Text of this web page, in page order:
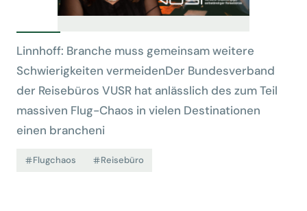
Linnhoff: Branche muss gemeinsam weitere
Schwierigkeiten vermeidenDer Bundesverband
der Reisebüros VUSR hat anlässlich des zum Teil
massiven Flug-Chaos in vielen Destinationen
einen brancheni
Flugchaos Reisebüro